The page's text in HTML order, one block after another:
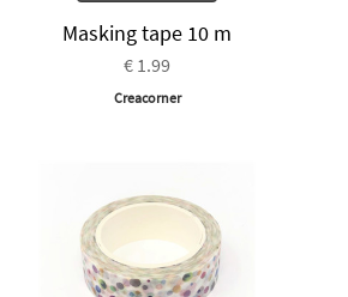
Masking tape 10 m
€ 1.99
Creacorner